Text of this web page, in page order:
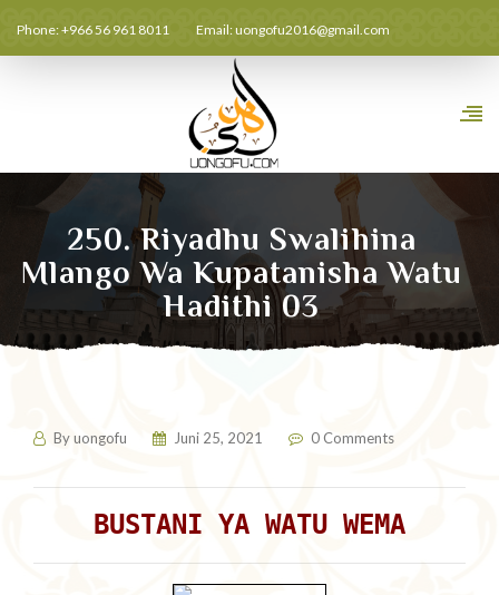
Phone: +966 56 961 8011 Email:uongofu2016@gmail.com
250. Riyadhu Swalihina
Mlango Wa Kupatanisha Watu
Hadithi 03
Byuongofu Juni 25, 2021 0 Comments
BUSTANI YA WATU WEMA